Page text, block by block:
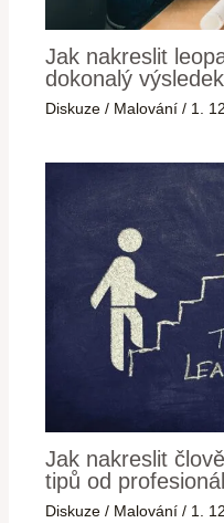
Jak nakreslit
dokonalý
Diskuze / Malování / 1.
Jak nakreslit
tipů od
Diskuze / Malování / 1.